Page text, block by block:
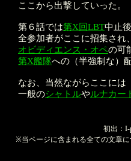
ここから出撃していった。
第６話では第X回LBT中止後
全参加者がここに招集され
オビディエンス・オペの可
第X艦隊への（半強制な）
なお、当然ながらここには
一般のシャトルやルナカー
初出：
※当ページに含まれる全ての文章に